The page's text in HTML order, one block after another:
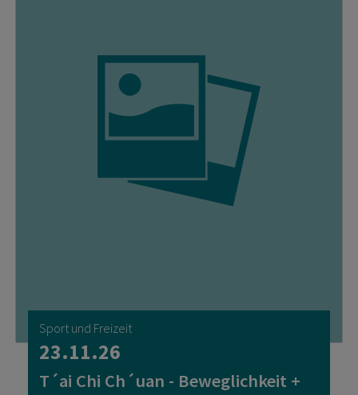
Sport und Freizeit
23.11.26
T´ai Chi Ch´uan - Beweglichkeit +